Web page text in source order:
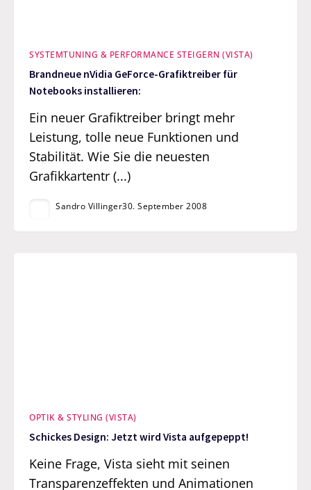
SYSTEMTUNING & PERFORMANCE STEIGERN (VISTA)
Brandneue nVidia GeForce-Grafiktreiber für
Notebooks installieren:
Ein neuer Grafiktreiber bringt mehr
Leistung, tolle neue Funktionen und
Stabilität. Wie Sie die neuesten
Grafikkartentr (...)
Sandro Villinger30. September 2008
OPTIK & STYLING (VISTA)
Schickes Design: Jetzt wird Vista aufgepeppt!
Keine Frage, Vista sieht mit seinen
Transparenzeffekten und Animationen